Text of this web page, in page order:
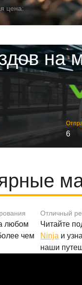
цена:
на
6
любом
чем
Отличный
Читайте
Ninja и
наши